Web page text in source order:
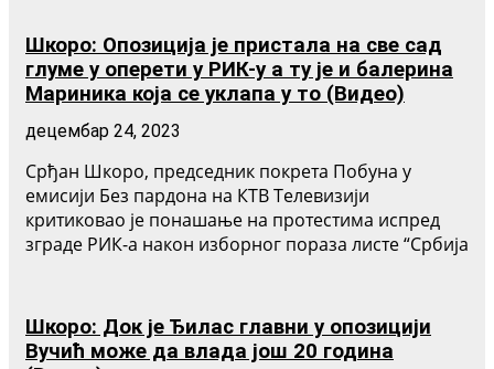
Шкоро: Опозиција је пристала на све сад
глуме у оперети у РИК-у а ту је и балерина
Мариника која се уклапа у то (Видео)
децембар 24, 2023
Срђан Шкоро, председник покрета Побуна у
емисији Без пардона на КТВ Телевизији
критиковао је понашање на протестима испред
зграде РИК-а након изборног пораза листе “Србија
Шкоро: Док је Ђилас главни у опозицији
Вучић може да влада још 20 година